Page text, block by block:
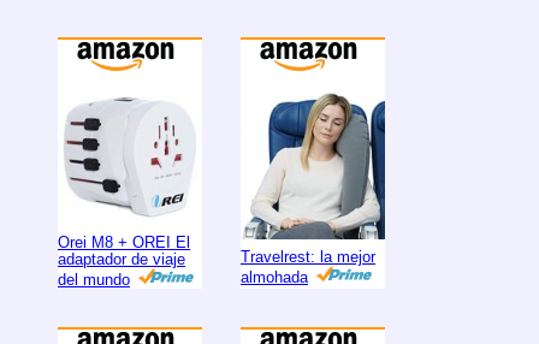
Orei M8 + OREI El
adaptador de viaje
del mundo
Travelrest: la mejor
almohada